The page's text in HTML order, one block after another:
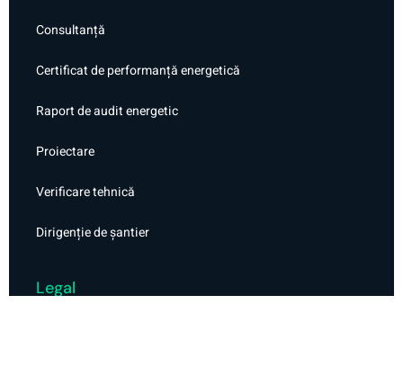
Consultanță
Certificat de performanță energetică
Raport de audit energetic
Proiectare
Verificare tehnică
Dirigenție de șantier
Legal